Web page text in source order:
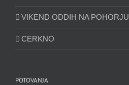
VIKEND ODDIH NA POHORJU
CERKNO
POTOVANJA